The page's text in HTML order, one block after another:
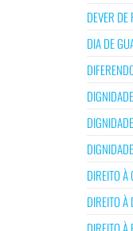
DEVER DE
DIA DE
DIREITO À
DIREITO À